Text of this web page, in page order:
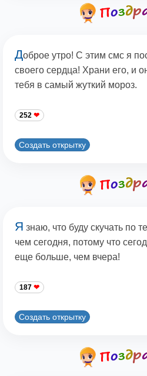
Доброе утро! С этим смс я
своего сердца! Храни его, и
тебя в самый жуткий мороз.
252
Создать открытку
Я знаю, что буду скучать по
чем сегодня, потому что
еще больше, чем вчера!
187
Создать открытку